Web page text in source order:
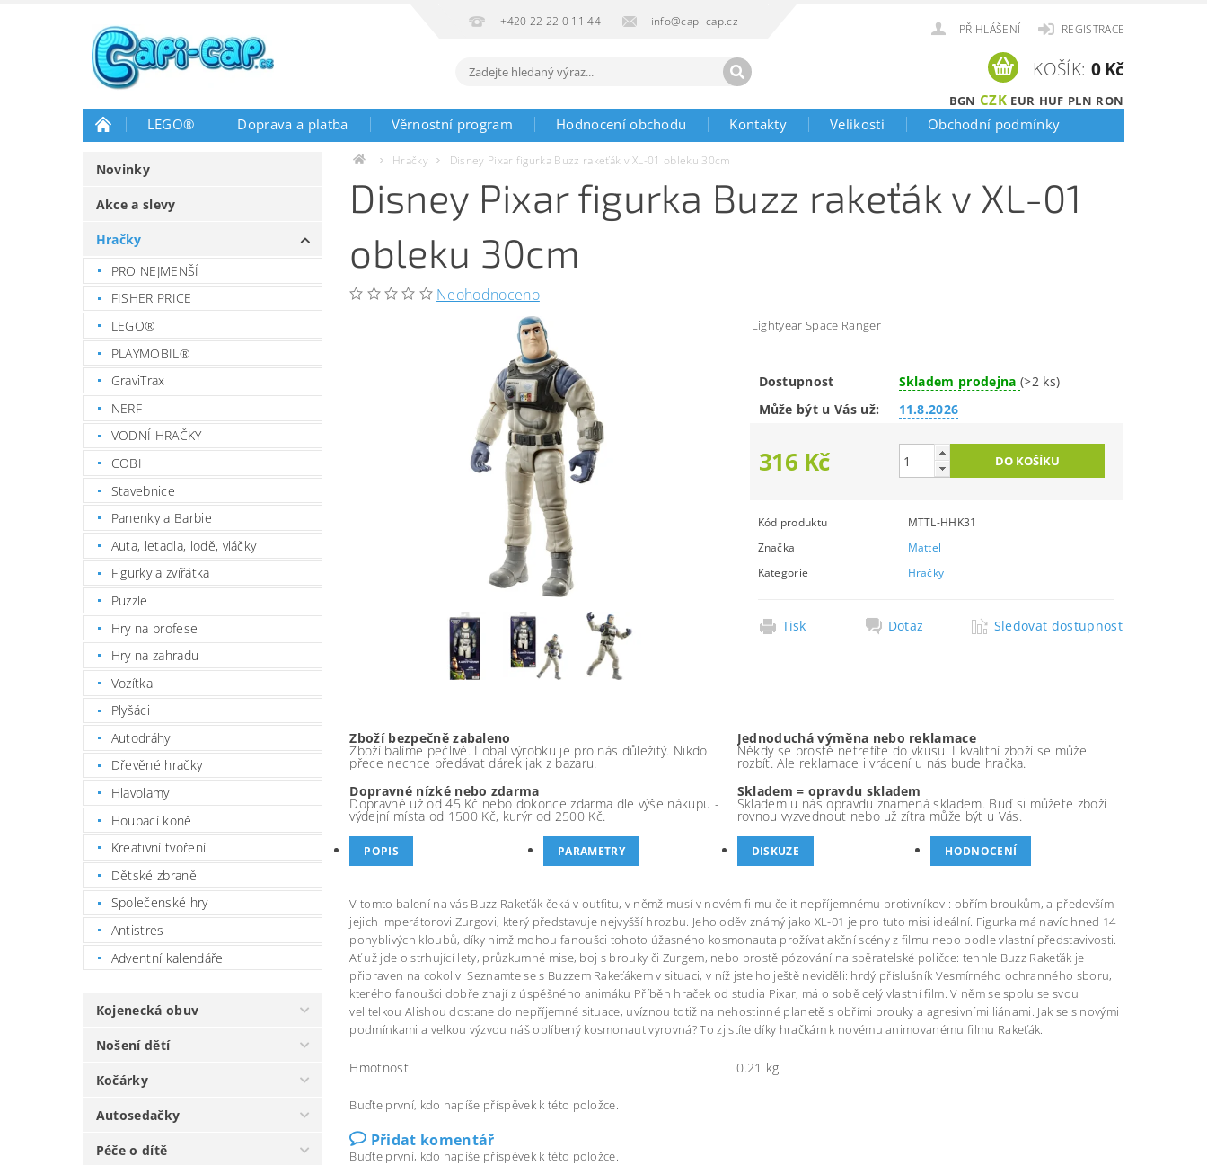
+420 22 22 0 11 44 info@capi-cap.cz
PŘIHLÁŠENÍ REGISTRACE
BGN CZK EUR HUF PLN RON
KOŠÍK: 0 Kč
LEGO® Doprava a platba Věrnostní program Hodnocení obchodu Kontakty Velikosti Obchodní podmínky
Novinky
Akce a slevy
Hračky
PRO NEJMENŠÍ
FISHER PRICE
LEGO®
PLAYMOBIL®
GraviTrax
NERF
VODNÍ HRAČKY
COBI
Stavebnice
Panenky a Barbie
Auta, letadla, lodě, vláčky
Figurky a zvířátka
Puzzle
Hry na profese
Hry na zahradu
Vozítka
Plyšáci
Autodráhy
Dřevěné hračky
Hlavolamy
Houpací koně
Kreativní tvoření
Dětské zbraně
Společenské hry
Antistres
Adventní kalendáře
Kojenecká obuv
Nošení dětí
Kočárky
Autosedačky
Péče o dítě
Hračky Disney Pixar figurka Buzz rakeťák v XL-01 obleku 30cm
Disney Pixar figurka Buzz rakeťák v XL-01
obleku 30cm
Neohodnoceno
Lightyear Space Ranger
Dostupnost Skladem prodejna (>2 ks)
Může být u Vás už:
11.8.2026
316 Kč
Kód produktu
MTTL-HHK31
Značka
Mattel
Kategorie
Hračky
Tisk Dotaz Sledovat dostupnost
Zboží bezpečně zabaleno
Zboží balíme pečlivě. I obal výrobku je pro nás důležitý. Nikdo
přece nechce předávat dárek jak z bazaru.
Jednoduchá výměna nebo reklamace
Někdy se prostě netrefíte do vkusu. I kvalitní zboží se může
rozbít. Ale reklamace i vrácení u nás bude hračka.
Dopravné nízké nebo zdarma
Dopravné už od 45 Kč nebo dokonce zdarma dle výše nákupu -
výdejní místa od 1500 Kč, kurýr od 2500 Kč.
Skladem = opravdu skladem
Skladem u nás opravdu znamená skladem. Buď si můžete zboží
rovnou vyzvednout nebo už zítra může být u Vás.
POPIS PARAMETRY DISKUZE HODNOCENÍ
V tomto balení na vás Buzz Rakeťák čeká v outfitu, v němž musí v novém filmu čelit nepříjemnému protivníkovi: obřím broukům, a především
jejich imperátorovi Zurgovi, který představuje nejvyšší hrozbu. Jeho oděv známý jako XL-01 je pro tuto misi ideální. Figurka má navíc hned 14
pohyblivých kloubů, díky nimž mohou fanoušci tohoto úžasného kosmonauta prožívat akční scény z filmu nebo podle vlastní představivosti.
Ať už jde o strhující lety, průzkumné mise, boj s brouky či Zurgem, nebo prostě pózování na sběratelské poličce: tenhle Buzz Rakeťák je
připraven na cokoliv. Seznamte se s Buzzem Rakeťákem v situaci, v níž jste ho ještě neviděli: hrdý příslušník Vesmírného ochranného sboru,
kterého fanoušci dobře znají z úspěšného animáku Příběh hraček od studia Pixar, má o sobě celý vlastní film. V něm se spolu se svou
velitelkou Alishou dostane do nepříjemné situace, uvíznou totiž na nehostinné planetě s obřími brouky a agresivními liánami. Jak se s novými
podmínkami a velkou výzvou náš oblíbený kosmonaut vyrovná? To zjistíte díky hračkám k novému animovanému filmu Rakeťák.
Hmotnost 0.21 kg
Buďte první, kdo napíše příspěvek k této položce.
Přidat komentář
Buďte první, kdo napíše příspěvek k této položce.